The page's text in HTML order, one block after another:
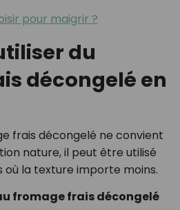
pour maigrir ?
du
décongelé en
frais décongelé ne convient
nature, il peut être utilisé
la texture importe moins.
fromage frais décongelé